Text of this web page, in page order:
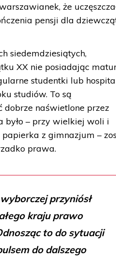
że
pensji dla
siedemdziesiątych,
XX nie posiadając
studentki lub
studiów. To są
dobrze naświetlone przez
było – przy wielkiej woli i
z gimnazjum –
prawa.
przyniósł
kraju prawo
to do sytuacji
do dalszego